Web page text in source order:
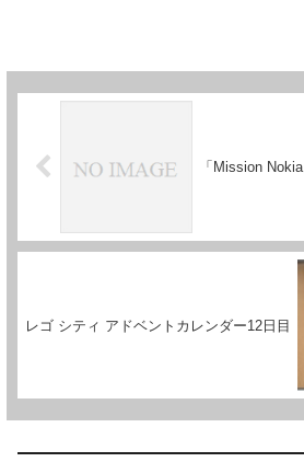
「Mission
レゴ シティ アドベントカレンダー12日目